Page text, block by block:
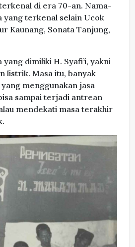
di era 70-an. Nama-
yang terkenal selain Ucok
Kaunang, Sonata Tanjung,
yang dimiliki H. Syafi’i, yakni
listrik. Masa itu, banyak
menggunakan jasa
sampai terjadi antrean
mendekati masa terakhir